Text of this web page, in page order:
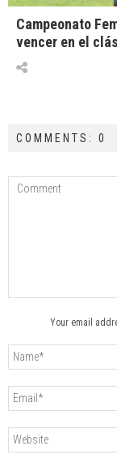
Campeonato
vencer en el
COMMENTS: 0
Your email